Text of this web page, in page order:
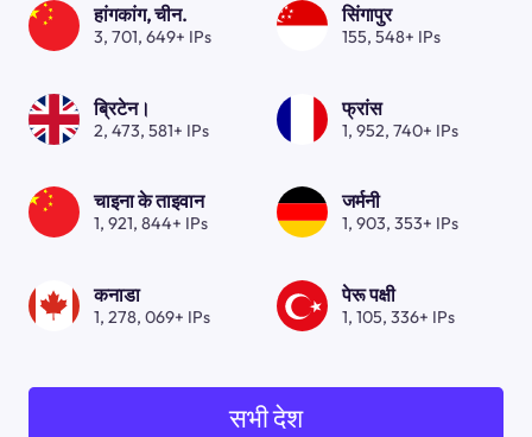
हांगकांग, चीन.
3, 701, 649+ IPs
सिंगापुर
155, 548+ IPs
ब्रिटेन।
2, 473, 581+ IPs
फ्रांस
1, 952, 740+ IPs
चाइना के ताइवान
1, 921, 844+ IPs
जर्मनी
1, 903, 353+ IPs
कनाडा
1, 278, 069+ IPs
पेरू पक्षी
1, 105, 336+ IPs
सभी देश